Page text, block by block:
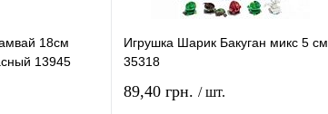
18см
13945
Игрушка Шарик Бакуган микс 5 см
35318
89,40 грн. / шт.